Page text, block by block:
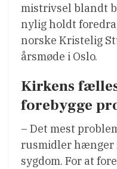
mistrivsel blandt
nylig holdt
norske Kristelig
årsmøde i Oslo.
Kirkens
forebygge
– Det mest
rusmidler hænger
sygdom. For at